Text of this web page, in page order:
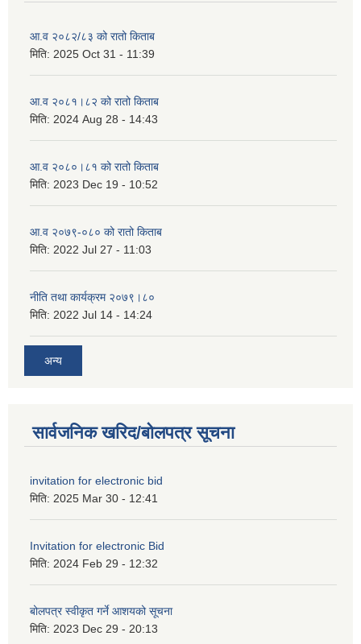
आ.व २०८२/८३ को रातो किताब
मिति: 2025 Oct 31 - 11:39
आ.व २०८१।८२ को रातो किताब
मिति: 2024 Aug 28 - 14:43
आ.व २०८०।८१ को रातो किताब
मिति: 2023 Dec 19 - 10:52
आ.व २०७९-०८० को रातो किताब
मिति: 2022 Jul 27 - 11:03
नीति तथा कार्यक्रम २०७९।८०
मिति: 2022 Jul 14 - 14:24
अन्य
सार्वजनिक खरिद/बोलपत्र सूचना
invitation for electronic bid
मिति: 2025 Mar 30 - 12:41
Invitation for electronic Bid
मिति: 2024 Feb 29 - 12:32
बोलपत्र स्वीकृत गर्ने आशयको सूचना
मिति: 2023 Dec 29 - 20:13